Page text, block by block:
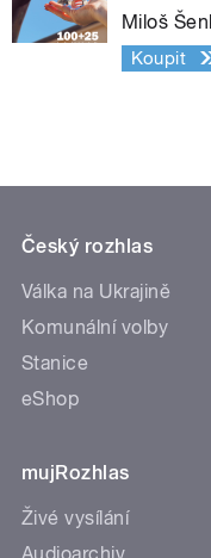
Miloš
Koupit
Český rozhlas
Válka na Ukrajině
Komunální volby
Stanice
eShop
mujRozhlas
Živé vysílání